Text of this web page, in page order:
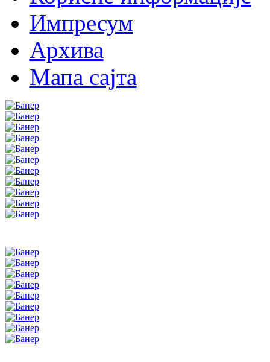
Импресум
Архива
Мапа сајта